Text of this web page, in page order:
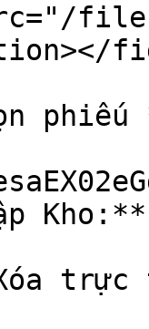
files/
phiếu
Kho:**
trực